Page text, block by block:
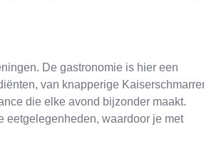
De gastronomie is hier een
van knapperige
die elke avond bijzonder maakt.
eetgelegenheden, waardoor je met